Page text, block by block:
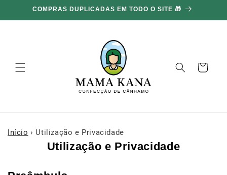
ir para o
conteúdo
COMPRAS DUPLICADAS EM TODO O SITE 🎁
Carrinho
Início › Utilização e Privacidade
Utilização e Privacidade